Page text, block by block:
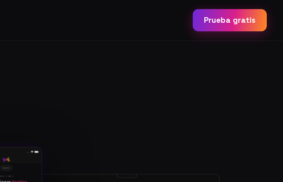
Prueba gratis